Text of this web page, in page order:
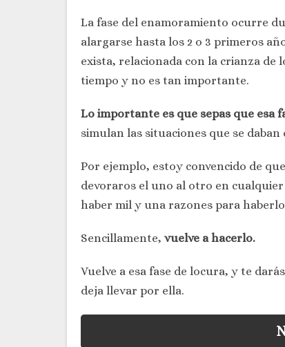
La fase del enamoramiento ocurre
alargarse hasta los 2 o 3 primeros
exista, relacionada con la crianza de
tiempo y no es tan importante.
Lo importante es que sepas que esa
simulan las situaciones que se
Por ejemplo, estoy convencido de
devoraros el uno al otro en
haber mil y una razones para
Sencillamente, vuelve a hacerlo.
Vuelve a esa fase de locura, y te
deja llevar por ella.